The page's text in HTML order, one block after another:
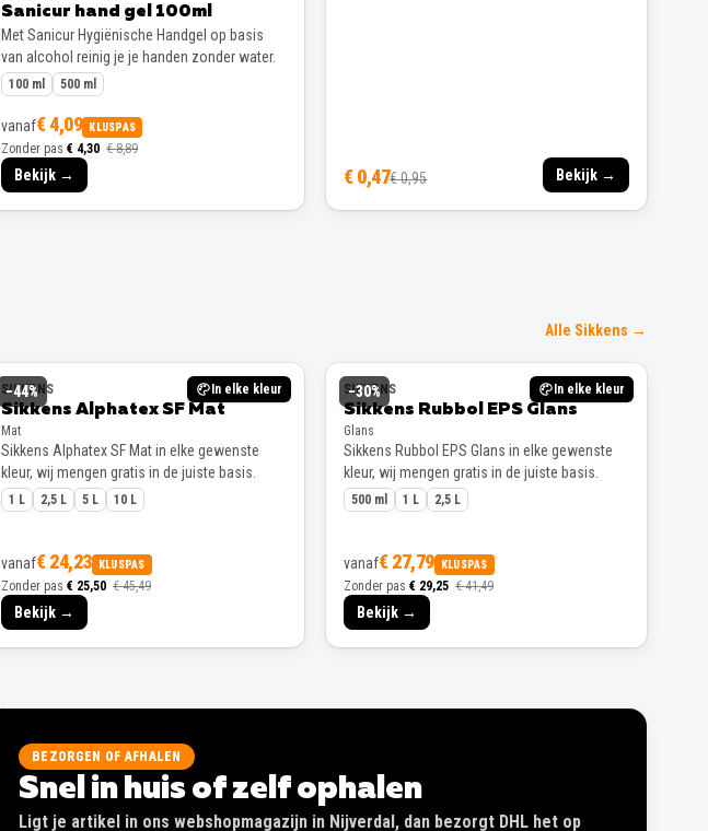
Sanicur hand gel 100ml
Met Sanicur Hygiënische Handgel op basis
van alcohol reinig je je handen zonder water.
100 ml 500 ml
vanaf€ 4,09 KLUSPAS
Zonder pas € 4,30 € 8,89
Bekijk → € 0,47€ 0,95 Bekijk →
Alle Sikkens →
−44% In elke kleur
SIKKENS
Sikkens Alphatex SF Mat
Mat
Sikkens Alphatex SF Mat in elke gewenste
kleur, wij mengen gratis in de juiste basis.
1 L 2,5 L 5 L 10 L
vanaf€ 24,23 KLUSPAS
Zonder pas € 25,50 € 45,49
Bekijk →
−30% In elke kleur
SIKKENS
Sikkens Rubbol EPS Glans
Glans
Sikkens Rubbol EPS Glans in elke gewenste
kleur, wij mengen gratis in de juiste basis.
500 ml 1 L 2,5 L
vanaf€ 27,79 KLUSPAS
Zonder pas € 29,25 € 41,49
Bekijk →
BEZORGEN OF AFHALEN
Snel in huis of zelf ophalen
Ligt je artikel in ons webshopmagazijn in Nijverdal, dan bezorgt DHL het op